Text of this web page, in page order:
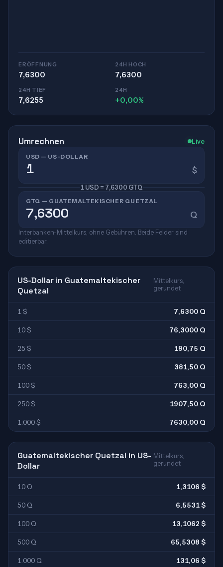
ERÖFFNUNG
7,6300
24H HOCH
7,6300
24H TIEF
7,6255
24H
+0,00%
Umrechnen Live
USD — US-DOLLAR
$
1 USD = 7,6300 GTQ
GTQ — GUATEMALTEKISCHER QUETZAL
Q
Interbanken-Mittelkurs, ohne Gebühren. Beide Felder sind
editierbar.
US-Dollar in Guatemaltekischer
Quetzal
Mittelkurs,
gerundet
1 $ 7,6300 Q
10 $ 76,3000 Q
25 $ 190,75 Q
50 $ 381,50 Q
100 $ 763,00 Q
250 $ 1907,50 Q
1.000 $ 7630,00 Q
Guatemaltekischer Quetzal in US-
Dollar
Mittelkurs,
gerundet
10 Q 1,3106 $
50 Q 6,5531 $
100 Q 13,1062 $
500 Q 65,5308 $
1.000 Q 131,06 $